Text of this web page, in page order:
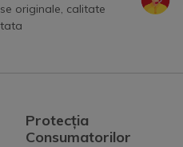
originale, calitate
Protecția
Consumatorilor